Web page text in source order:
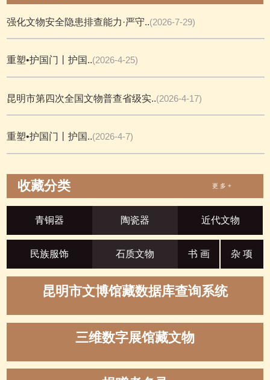
强化文物安全隐患排查能力·严守..(2026-7-29)
重塑•护国门丨护国..(2026-4-25)
昆明市第四次全国文物普查省级实..(2026-4-17)
重塑•护国门丨护国..(2026-4-7)
收藏分类 更 多 +
青铜器 陶瓷器 近代文物
民族服饰 石质文物 书 画 杂 项
昆明市文博馆藏数据库查询系统
三维数字展馆藏文物